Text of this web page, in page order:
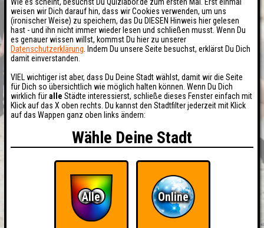
HIGHSCORE RESERVIERUNG
weisen wir Dich darauf hin, dass wir Cookies verwenden, um uns
(ironischer Weise) zu speichern, das Du DIESEN Hinweis hier gelesen
hast - und ihn nicht immer wieder lesen und schließen musst. Wenn Du
es genauer wissen willst, kommst Du hier zu unserer
Datenschutzerklärung . Indem Du unsere Seite besuchst, erklärst Du Dich
damit einverstanden.
VIEL wichtiger ist aber, dass Du Deine Stadt wählst, damit wir die Seite
für Dich so übersichtlich wie möglich halten können. Wenn Du Dich
wirklich füralle Städte interessierst, schließe dieses Fenster einfach mit
Klick auf das X oben rechts. Du kannst den Stadtfilter jederzeit mit Klick
auf das Wappen ganz oben links ändern:
Wähle Deine Stadt
Alle Online